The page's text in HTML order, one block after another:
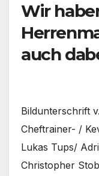
Wir
auch
Bildunterschrift
Cheftrainer- /
Lukas Tups/
Christopher